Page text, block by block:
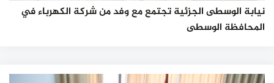
نيابة الوسطى الجزئية تجتمع مع وفد من شركة الكهرباء في
المحافظة الوسطى